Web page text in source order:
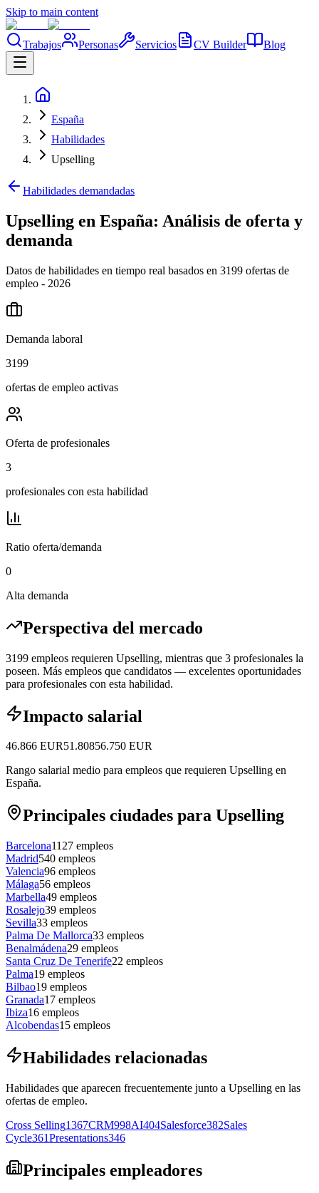
Skip to main content
Trabajos Personas Servicios CV Builder Blog
España
Habilidades
Upselling
Habilidades demandadas
Upselling en España: Análisis de oferta y
demanda
Datos de habilidades en tiempo real basados en 3199 ofertas de
empleo - 2026
Demanda laboral
3199
ofertas de empleo activas
Oferta de profesionales
3
profesionales con esta habilidad
Ratio oferta/demanda
0
Alta demanda
Perspectiva del mercado
3199 empleos requieren Upselling, mientras que 3 profesionales la
poseen. Más empleos que candidatos — excelentes oportunidades
para profesionales con esta habilidad.
Impacto salarial
46.866 EUR51.80856.750 EUR
Rango salarial medio para empleos que requieren Upselling en
España.
Principales ciudades para Upselling
Barcelona1127 empleos
Madrid540 empleos
Valencia96 empleos
Málaga56 empleos
Marbella49 empleos
Rosalejo39 empleos
Sevilla33 empleos
Palma De Mallorca33 empleos
Benalmádena29 empleos
Santa Cruz De Tenerife22 empleos
Palma19 empleos
Bilbao19 empleos
Granada17 empleos
Ibiza16 empleos
Alcobendas15 empleos
Habilidades relacionadas
Habilidades que aparecen frecuentemente junto a Upselling en las
ofertas de empleo.
Cross Selling1367CRM998AI404Salesforce382Sales
Cycle361Presentations346
Principales empleadores